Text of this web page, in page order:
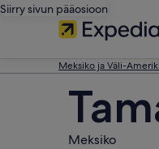
Siirry sivun pääosioon
Meksiko ja Väli-
Meksiko